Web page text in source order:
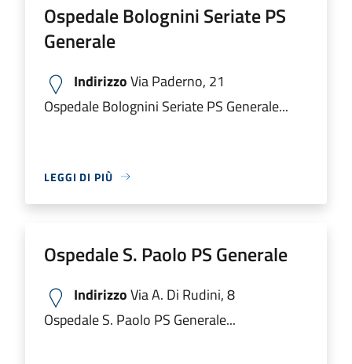
Ospedale Bolognini Seriate PS
Generale
IndirizzoVia Paderno, 21
Ospedale Bolognini Seriate PS Generale...
LEGGI DI PIÙ
Ospedale S. Paolo PS Generale
IndirizzoVia A. Di Rudini, 8
Ospedale S. Paolo PS Generale...